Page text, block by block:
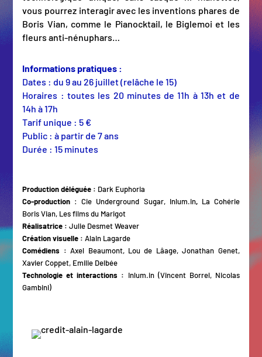
vous pourrez interagir avec les inventions phares de
Boris Vian, comme le Pianocktail, le Biglemoi et les
fleurs anti-nénuphars…
Informations pratiques :
Dates : du 9 au 26 juillet (relâche le 15)
Horaires : toutes les 20 minutes de 11h à 13h et de
14h à 17h
Tarif unique : 5 €
Public : à partir de 7 ans
Durée : 15 minutes
Production déléguée : Dark Euphoria
Co-production : Cie Underground Sugar, Inlum.in, La Cohérie
Boris Vian, Les films du Marigot
Réalisatrice :Julie Desmet Weaver
Création visuelle :Alain Lagarde
Comédiens :Axel Beaumont, Lou de Lâage, Jonathan Genet,
Xavier Coppet, Emilie Delbée
Technologie et interactions : Inlum.in(Vincent Borrel, Nicolas
Gambini)